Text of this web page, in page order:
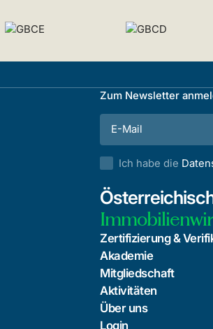
Zum Newsletter
Ich habe die
Zertifizierung &
Akademie
Mitgliedschaft
Aktivitäten
Über uns
Login